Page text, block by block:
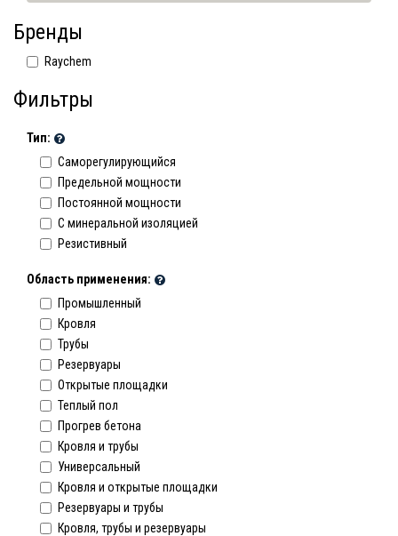
Бренды
Raychem
Фильтры
Тип:
Саморегулирующийся
Предельной мощности
Постоянной мощности
C минеральной изоляцией
Резистивный
Область применения:
Промышленный
Кровля
Трубы
Резервуары
Открытые площадки
Теплый пол
Прогрев бетона
Кровля и трубы
Универсальный
Кровля и открытые площадки
Резервуары и трубы
Кровля, трубы и резервуары